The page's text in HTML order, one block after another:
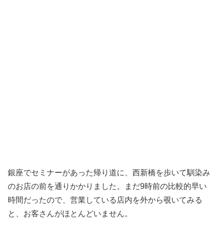
銀座でセミナーがあった帰り道に、西新橋を歩いて馴染み
のお店の前を通りかかりました。まだ9時前の比較的早い
時間だったので、営業している店内を外から覗いてみる
と、お客さんがほとんどいません。